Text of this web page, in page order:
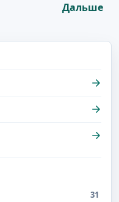
Дальше
31